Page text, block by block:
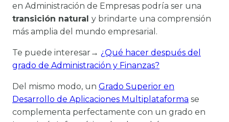
en Administración de Empresas podría ser una
transición natural y brindarte una comprensión
más amplia del mundo empresarial.
Te puede interesar→ ¿Qué hacer después del
grado de Administración y Finanzas?
Del mismo modo, un Grado Superior en
Desarrollo de Aplicaciones Multiplataforma se
complementa perfectamente con un grado en